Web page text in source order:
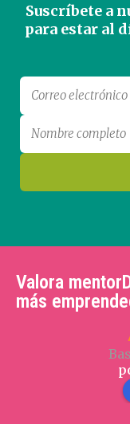
Suscríbete a
para estar al
Valora
más